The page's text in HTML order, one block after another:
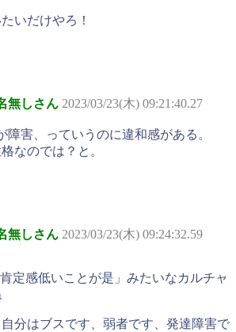
いだけやろ！
無しさん 2023/03/23(木) 09:21:40.27
障害、っていうのに違和感がある。
なのでは？と。
無しさん 2023/03/23(木) 09:24:32.59
定感低いことが是」みたいなカルチャ
自分はブスです、弱者です、発達障害で